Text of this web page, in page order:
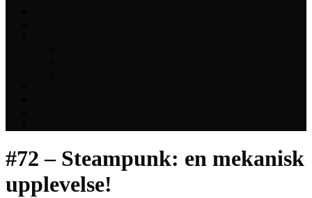
#72 – Steampunk: en mekanisk
upplevelse!